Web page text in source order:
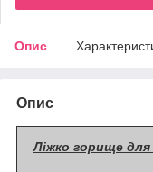
Опис
Опис
Ліжко горище для